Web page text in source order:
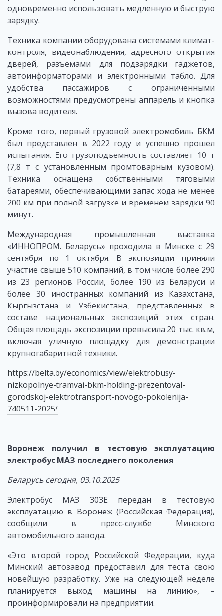
одновременно использовать медленную и быструю
зарядку.
Техника компании оборудована системами климат-
контроля, видеонаблюдения, адресного открытия
дверей, разъемами для подзарядки гаджетов,
автоинформаторами и электронными табло. Для
удобства пассажиров с ограниченными
возможностями предусмотрены аппарель и кнопка
вызова водителя.
Кроме того, первый грузовой электромобиль БКМ
был представлен в 2022 году и успешно прошел
испытания. Его грузоподъемность составляет 10 т
(7,8 т с установленным промтоварным кузовом).
Техника оснащена собственными тяговыми
батареями, обеспечивающими запас хода не менее
200 км при полной загрузке и временем зарядки 90
минут.
Международная промышленная выставка
«ИННОПРОМ. Беларусь» проходила в Минске с 29
сентября по 1 октября. В экспозиции приняли
участие свыше 510 компаний, в том числе более 290
из 23 регионов России, более 190 из Беларуси и
более 30 иностранных компаний из Казахстана,
Кыргызстана и Узбекистана, представленных в
составе национальных экспозиций этих стран.
Общая площадь экспозиции превысила 20 тыс. кв.м,
включая уличную площадку для демонстрации
крупногабаритной техники.
https://belta.by/economics/view/elektrobusy-
nizkopolnye-tramvai-bkm-holding-prezentoval-
gorodskoj-elektrotransport-novogo-pokolenija-
740511-2025/
Воронеж получил в тестовую эксплуатацию
электробус МАЗ последнего поколения
Беларусь сегодня, 03.10.2025
Электробус МАЗ 303Е передан в тестовую
эксплуатацию в Воронеж (Российская Федерация),
сообщили в пресс-службе Минского
автомобильного завода.
«Это второй город Российской Федерации, куда
Минский автозавод предоставил для теста свою
новейшую разработку. Уже на следующей неделе
планируется выход машины на линию», –
проинформировали на предприятии.